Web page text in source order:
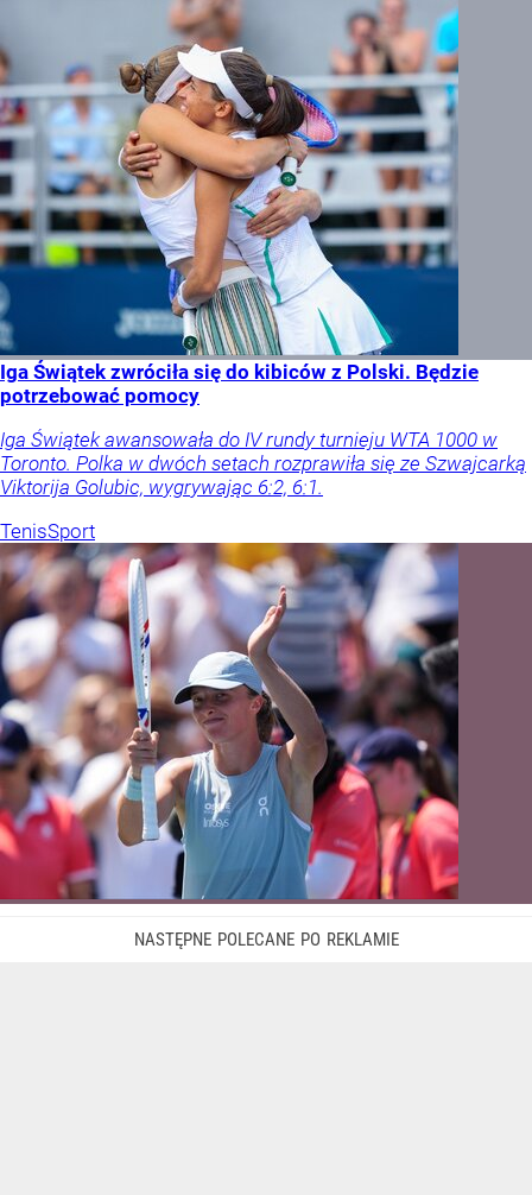
Iga Świątek zwróciła się do kibiców z Polski. Będzie
potrzebować pomocy
Iga Świątek awansowała do IV rundy turnieju WTA 1000 w
Toronto. Polka w dwóch setach rozprawiła się ze Szwajcarką
Viktorija Golubic, wygrywając 6:2, 6:1.
TenisSport